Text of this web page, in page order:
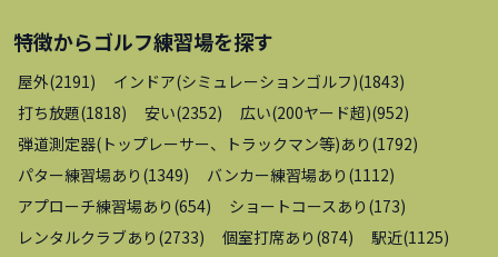
特徴からゴルフ練習場を探す
屋外(2191 ) インドア(シミュレーションゴルフ)(1843)
打ち放題(1818) 安い(2352) 広い(200ヤード超)(952)
弾道測定器(トップレーサー、トラックマン等)あり (1792)
パター練習場あり (1349) バンカー練習場あり (1112)
アプローチ練習場あり (654) ショートコースあり (173)
レンタルクラブあり (2733) 個室打席あり (874) 駅近(1125)